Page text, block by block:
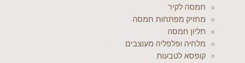
חמסה לקיר
מחזיק מפתחות חמסה
תליון חמסה
מלחיה ופלפליה מעוצבים
קופסא לטבעות